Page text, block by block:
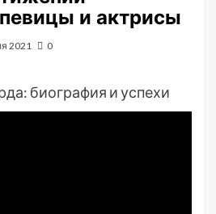
и актрисы
2021 0